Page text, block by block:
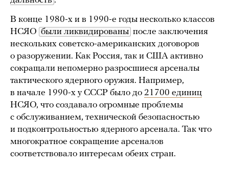
В конце 1980-х и в 1990-е годы несколько классов
НСЯО были ликвидированы после заключения
нескольких советско-американских договоров
о разоружении. Как Россия, так и США активно
сокращали непомерно разросшиеся арсеналы
тактического ядерного оружия. Например,
в начале 1990-х у СССР было до 21700 единиц
НСЯО, что создавало огромные проблемы
с обслуживанием, технической безопасностью
и подконтрольностью ядерного арсенала. Так что
многократное сокращение арсеналов
соответствовало интересам обеих стран.